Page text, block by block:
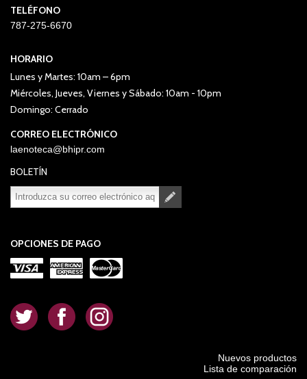
TELÉFONO
787-275-6670
HORARIO
Lunes y Martes: 10am – 6pm
Miércoles, Jueves, Viernes y Sábado: 10am - 10pm
Domingo: Cerrado
CORREO ELECTRÓNICO
laenoteca@bhipr.com
BOLETÍN
OPCIONES DE PAGO
. . .
Nuevos productos
Lista de comparación